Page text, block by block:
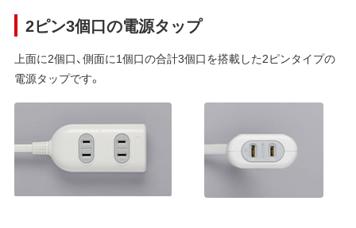
2ピン3個口の電源タップ
上面に2個口、側面に1個口の合計3個口を搭載した2ピンタイプの
電源タップです。